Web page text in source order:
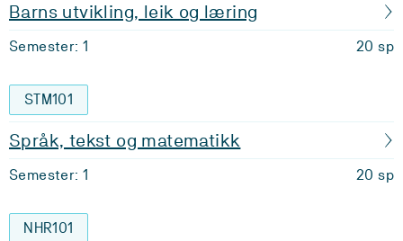
Barns utvikling, leik og læring
Semester: 1 20 sp
STM101
Språk, tekst og matematikk
Semester: 1 20 sp
NHR101